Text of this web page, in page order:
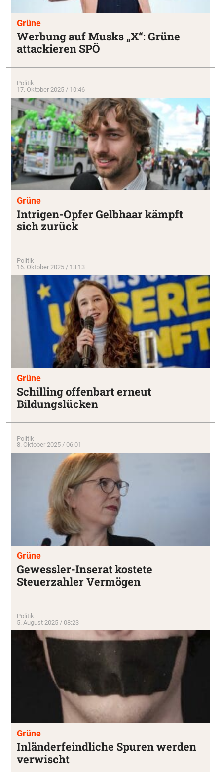
Grüne
Werbung auf Musks „X“: Grüne
attackieren SPÖ
Politik
17. Oktober 2025 / 10:46
Grüne
Intrigen-Opfer Gelbhaar kämpft
sich zurück
Politik
16. Oktober 2025 / 13:13
Grüne
Schilling offenbart erneut
Bildungslücken
Politik
8. Oktober 2025 / 06:01
Grüne
Gewessler-Inserat kostete
Steuerzahler Vermögen
Politik
5. August 2025 / 08:23
Grüne
Inländerfeindliche Spuren werden
verwischt